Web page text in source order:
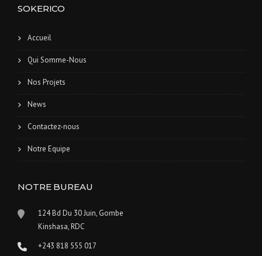
SOKERICO
Accueil
Qui Somme-Nous
Nos Projets
News
Contactez-nous
Notre Equipe
NOTRE BUREAU
124 Bd Du 30 Juin, Gombe
Kinshasa, RDC
+243 818 555 017